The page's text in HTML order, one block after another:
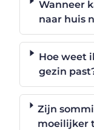
Wanneer
naar huis
Hoe weet
gezin
Zijn
moeilijker